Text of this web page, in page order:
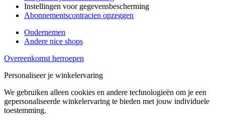
Instellingen voor gegevensbescherming
Abonnementscontracten opzeggen
Ondernemen
Andere nice shops
Overeenkomst herroepen
Personaliseer je winkelervaring
We gebruiken alleen cookies en andere technologieën om je een
gepersonaliseerde winkelervaring te bieden met jouw individuele
toestemming.